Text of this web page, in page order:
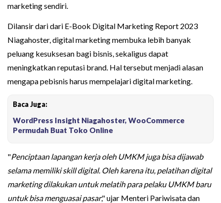
marketing sendiri.
Dilansir dari dari E-Book Digital Marketing Report 2023
Niagahoster, digital marketing membuka lebih banyak
peluang kesuksesan bagi bisnis, sekaligus dapat
meningkatkan reputasi brand. Hal tersebut menjadi alasan
mengapa pebisnis harus mempelajari digital marketing.
Baca Juga:
WordPress Insight Niagahoster, WooCommerce
Permudah Buat Toko Online
"Penciptaan lapangan kerja oleh UMKM juga bisa dijawab
selama memiliki skill digital. Oleh karena itu, pelatihan digital
marketing dilakukan untuk melatih para pelaku UMKM baru
untuk bisa menguasai pasar," ujar Menteri Pariwisata dan